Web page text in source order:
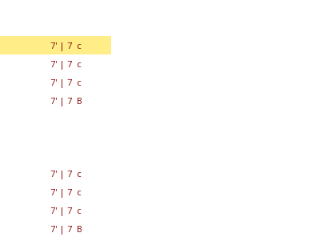
7'| 7 c
7'| 7 c
7'| 7 c
7'| 7 B
7'| 7 c
7'| 7 c
7'| 7 c
7'| 7 B